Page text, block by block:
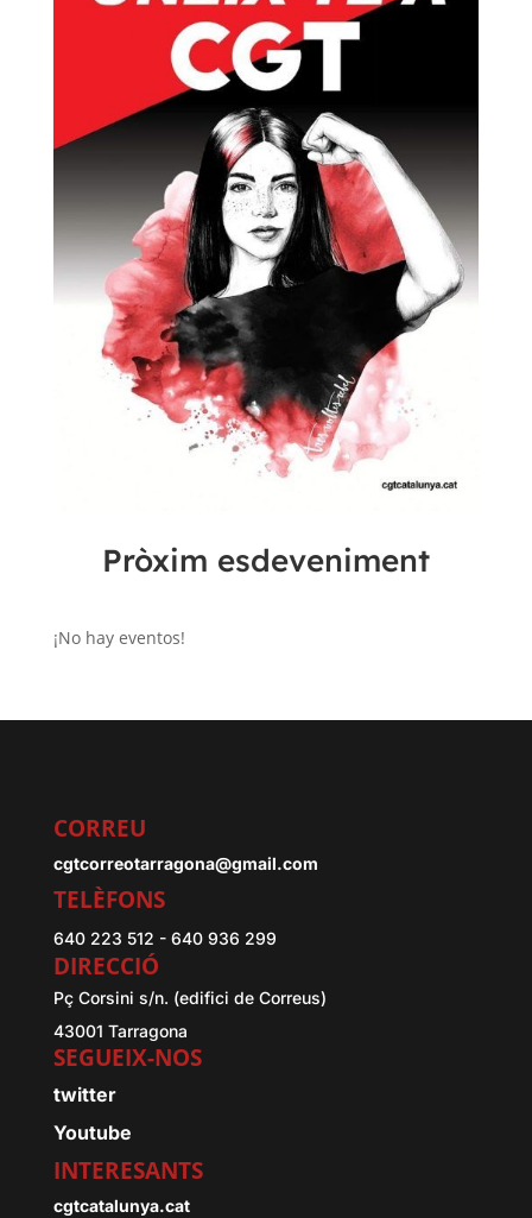
Pròxim esdeveniment
¡No hay eventos!
CORREU
cgtcorreotarragona@gmail.com
TELÈFONS
640 223 512 - 640 936 299
DIRECCIÓ
Pç Corsini s/n. (edifici de Correus)
43001 Tarragona
SEGUEIX-NOS
twitter
Youtube
INTERESANTS
cgtcatalunya.cat